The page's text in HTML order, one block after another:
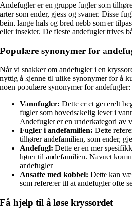
Andefugler er en gruppe fugler som
arter som ender, gjess og svaner. Disse
bein, lange hals og bred nebb som er
eller insekter. De fleste andefugler trives
Populære synonymer for
Når vi snakker om andefugler i en
nyttig å kjenne til ulike synonymer for å
noen populære synonymer for andefugler:
Vannfugler: Dette er et generelt
fugler som hovedsakelig lever i
Andefugler er en underkategori av
Fugler i andefamilien: Dette
tilhører andefamilien, som ender,
Andefugl: Dette er en mer
hører til andefamilien. Navnet
andefugler.
Ansatte med kobbel: Dette kan
som refererer til at andefugler ofte
Få hjelp til å løse kryssordet